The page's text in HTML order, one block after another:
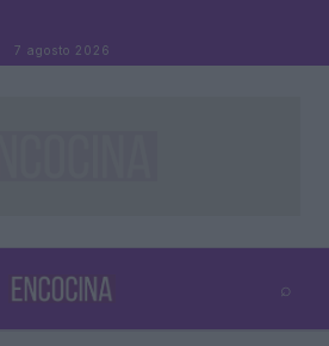
7 agosto 2026
⌕